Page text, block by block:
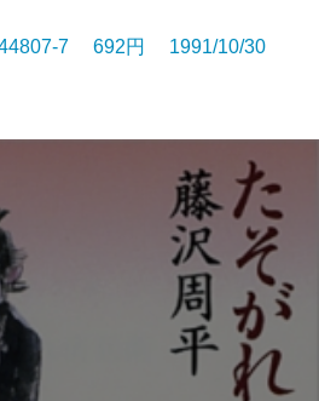
7 692円 1991/10/30